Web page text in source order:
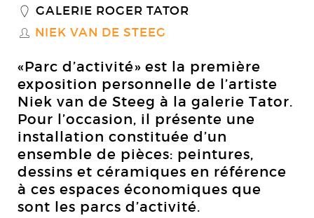
_ GALERIE ROGER TATOR
S NIEK VAN DE STEEG
«Parc d’activité» est la première
exposition personnelle de l’artiste
Niek van de Steeg à la galerie Tator.
Pour l’occasion, il présente une
installation constituée d’un
ensemble de pièces: peintures,
dessins et céramiques en référence
à ces espaces économiques que
sont les parcs d’activité.